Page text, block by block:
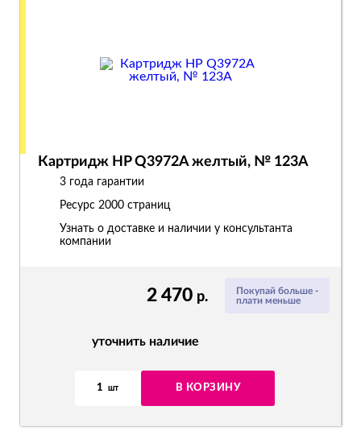
Покупай больше -
плати меньше
2 470 р.
уточнить наличие
1 шт В КОРЗИНУ
Картридж HP Q3972A желтый, № 123A
3 года гарантии
Ресурс 2000 страниц
Узнать о доставке и наличии у консультанта
компании